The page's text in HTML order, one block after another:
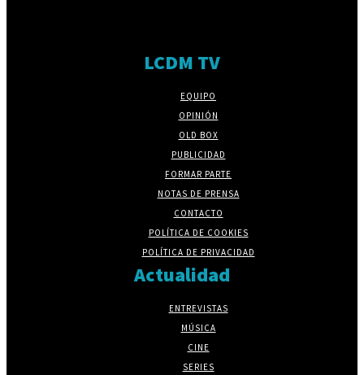
LCDM TV
EQUIPO
OPINIÓN
OLD BOX
PUBLICIDAD
FORMAR PARTE
NOTAS DE PRENSA
CONTACTO
POLÍTICA DE COOKIES
POLÍTICA DE PRIVACIDAD
Actualidad
ENTREVISTAS
MÚSICA
CINE
SERIES